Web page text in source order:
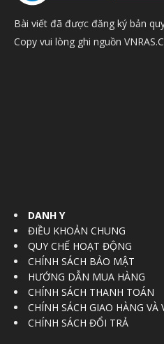
Bài viết đã được đăng ký bản
Copy vui lòng ghi nguồn
DANH Y
ĐIỀU KHOẢN CHUNG
QUY CHẾ HOẠT ĐỘNG
CHÍNH SÁCH BẢO MẬT
HƯỚNG DẪN MUA HÀNG
CHÍNH SÁCH THANH TOÁN
CHÍNH SÁCH GIAO HÀNG VÀ
CHÍNH SÁCH ĐỔI TRẢ